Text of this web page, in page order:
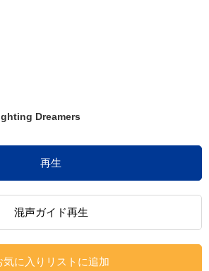
るご質問
の新曲・ランキングなど
オケ最新情報をチェック！
友達と一緒に！練習にも！
Dreamers
再生
混声ガイド再生
気に入りリストに追加